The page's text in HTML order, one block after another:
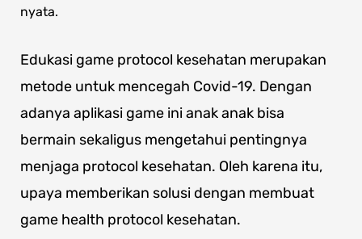
nyata.
Edukasi game protocol kesehatan merupakan
metode untuk mencegah Covid-19. Dengan
adanya aplikasi game ini anak anak bisa
bermain sekaligus mengetahui pentingnya
menjaga protocol kesehatan. Oleh karena itu,
upaya memberikan solusi dengan membuat
game health protocol kesehatan.